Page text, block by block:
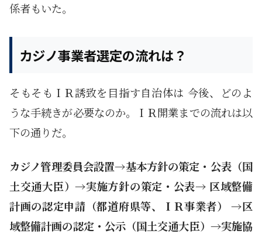
係者もいた。
カジノ事業者選定の流れは？
そもそもＩＲ誘致を目指す自治体は 今後、どのよ
うな手続きが必要なのか。ＩＲ開業までの流れは以
下の通りだ。
カジノ管理委員会設置→基本方針の策定・公表（国
土交通大臣）→実施方針の策定・公表→ 区域整備
計画の認定申請（都道府県等、ＩＲ事業者） →区
域整備計画の認定・公示（国土交通大臣）→実施協